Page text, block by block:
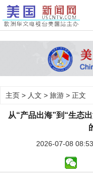
主页 > 人文 > 旅游 > 正文
从“产品出海”到“生态
2026-07-08